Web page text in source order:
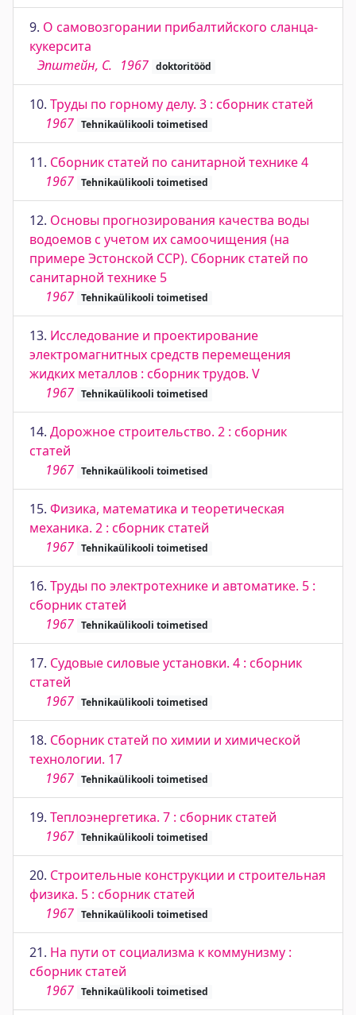
9. О самовозгорании прибалтийского сланца-
кукерсита
Эпштейн, С. 1967 doktoritööd
10. Труды по горному делу. 3 : сборник статей
1967 Tehnikaülikooli toimetised
11. Сборник статей по санитарной технике 4
1967 Tehnikaülikooli toimetised
12. Основы прогнозирования качества воды
водоемов с учетом их самоочищения (на
примере Эстонской ССР). Сборник статей по
санитарной технике 5
1967 Tehnikaülikooli toimetised
13. Исследование и проектирование
электромагнитных средств перемещения
жидких металлов : сборник трудов. V
1967 Tehnikaülikooli toimetised
14. Дорожное строительство. 2 : сборник
статей
1967 Tehnikaülikooli toimetised
15. Физика, математика и теоретическая
механика. 2 : сборник статей
1967 Tehnikaülikooli toimetised
16. Труды по электротехнике и автоматике. 5 :
сборник статей
1967 Tehnikaülikooli toimetised
17. Судовые силовые установки. 4 : сборник
статей
1967 Tehnikaülikooli toimetised
18. Сборник статей по химии и химической
технологии. 17
1967 Tehnikaülikooli toimetised
19. Теплоэнергетика. 7 : сборник статей
1967 Tehnikaülikooli toimetised
20. Строительные конструкции и строительная
физика. 5 : сборник статей
1967 Tehnikaülikooli toimetised
21. На пути от социализма к коммунизму :
сборник статей
1967 Tehnikaülikooli toimetised